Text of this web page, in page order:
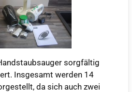
sorgfältig
Insgesamt werden 14
da sich auch zwei